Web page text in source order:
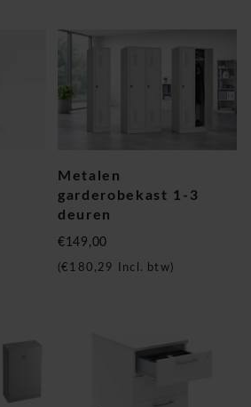
Metalen
garderobekast 1-3
deuren
€149,00
(€180,29 Incl. btw)